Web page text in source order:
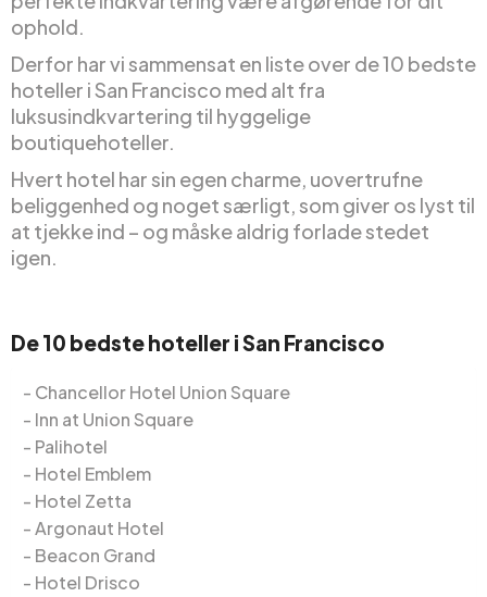
ophold.
Derfor har vi sammensat en liste over de 10 bedste
hoteller i San Francisco med alt fra
luksusindkvartering til hyggelige
boutiquehoteller.
Hvert hotel har sin egen charme, uovertrufne
beliggenhed og noget særligt, som giver os lyst til
at tjekke ind – og måske aldrig forlade stedet
igen.
De 10 bedste hoteller i San Francisco
Chancellor Hotel Union Square
Inn at Union Square
Palihotel
Hotel Emblem
Hotel Zetta
Argonaut Hotel
Beacon Grand
Hotel Drisco